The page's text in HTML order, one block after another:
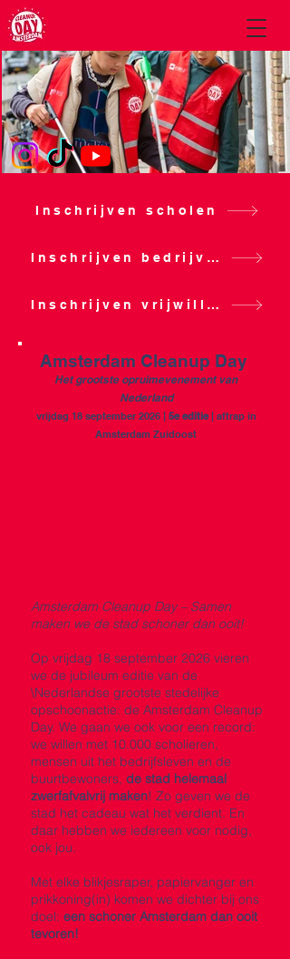
Inschrijven scholen
Inschrijven bedrijven
Inschrijven vrijwilligers
Amsterdam Cleanup Day
Het grootste opruimevenement van
Nederland
vrijdag 18 september 2026 5eeditie| aftrap in
Amsterdam Zuidoost
Amsterdam Cleanup Day – Samen
maken we de stad schoner dan ooit!
Op vrijdag 18 september 2026 vieren
we de jubileum editie van de
\Nederlandse grootste stedelijke
opschoonactie: de Amsterdam Cleanup
Day. We gaan we ook voor een record:
we willen met 10.000 scholieren,
mensen uit het bedrijfsleven en de
buurtbewoners, de stad helemaal
zwerfafvalvrij maken! ​Zo geven we de
stad het cadeau wat het verdient. En
daar hebben we iedereen voor nodig,
ook jou.
Met elke blikjesraper, papiervanger en
prikkoning(in) komen we dichter bij ons
doel: een schoner Amsterdam dan ooit
tevoren!